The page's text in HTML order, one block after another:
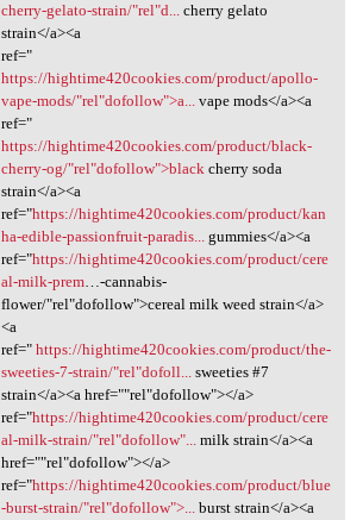
cherry-gelato-strain/"rel"d...cherry gelato
strain</a><a
ref="
https://hightime420cookies.com/product/apollo-
vape-mods/"rel"dofollow">a...vape mods</a><a
ref="
https://hightime420cookies.com/product/black-
cherry-og/"rel"dofollow">blackcherry soda
strain</a><a
ref="https://hightime420cookies.com/product/kan
ha-edible-passionfruit-paradis...gummies</a><a
ref="https://hightime420cookies.com/product/cere
al-milk-prem…-cannabis-
flower/"rel"dofollow">cereal milk weed strain</a>
<a
ref=" https://hightime420cookies.com/product/the-
sweeties-7-strain/"rel"dofoll...sweeties #7
strain</a><a href=""rel"dofollow"></a>
ref="https://hightime420cookies.com/product/cere
al-milk-strain/"rel"dofollow"...milk strain</a><a
href=""rel"dofollow"></a>
ref="https://hightime420cookies.com/product/blue
-burst-strain/"rel"dofollow">...burst strain</a><a